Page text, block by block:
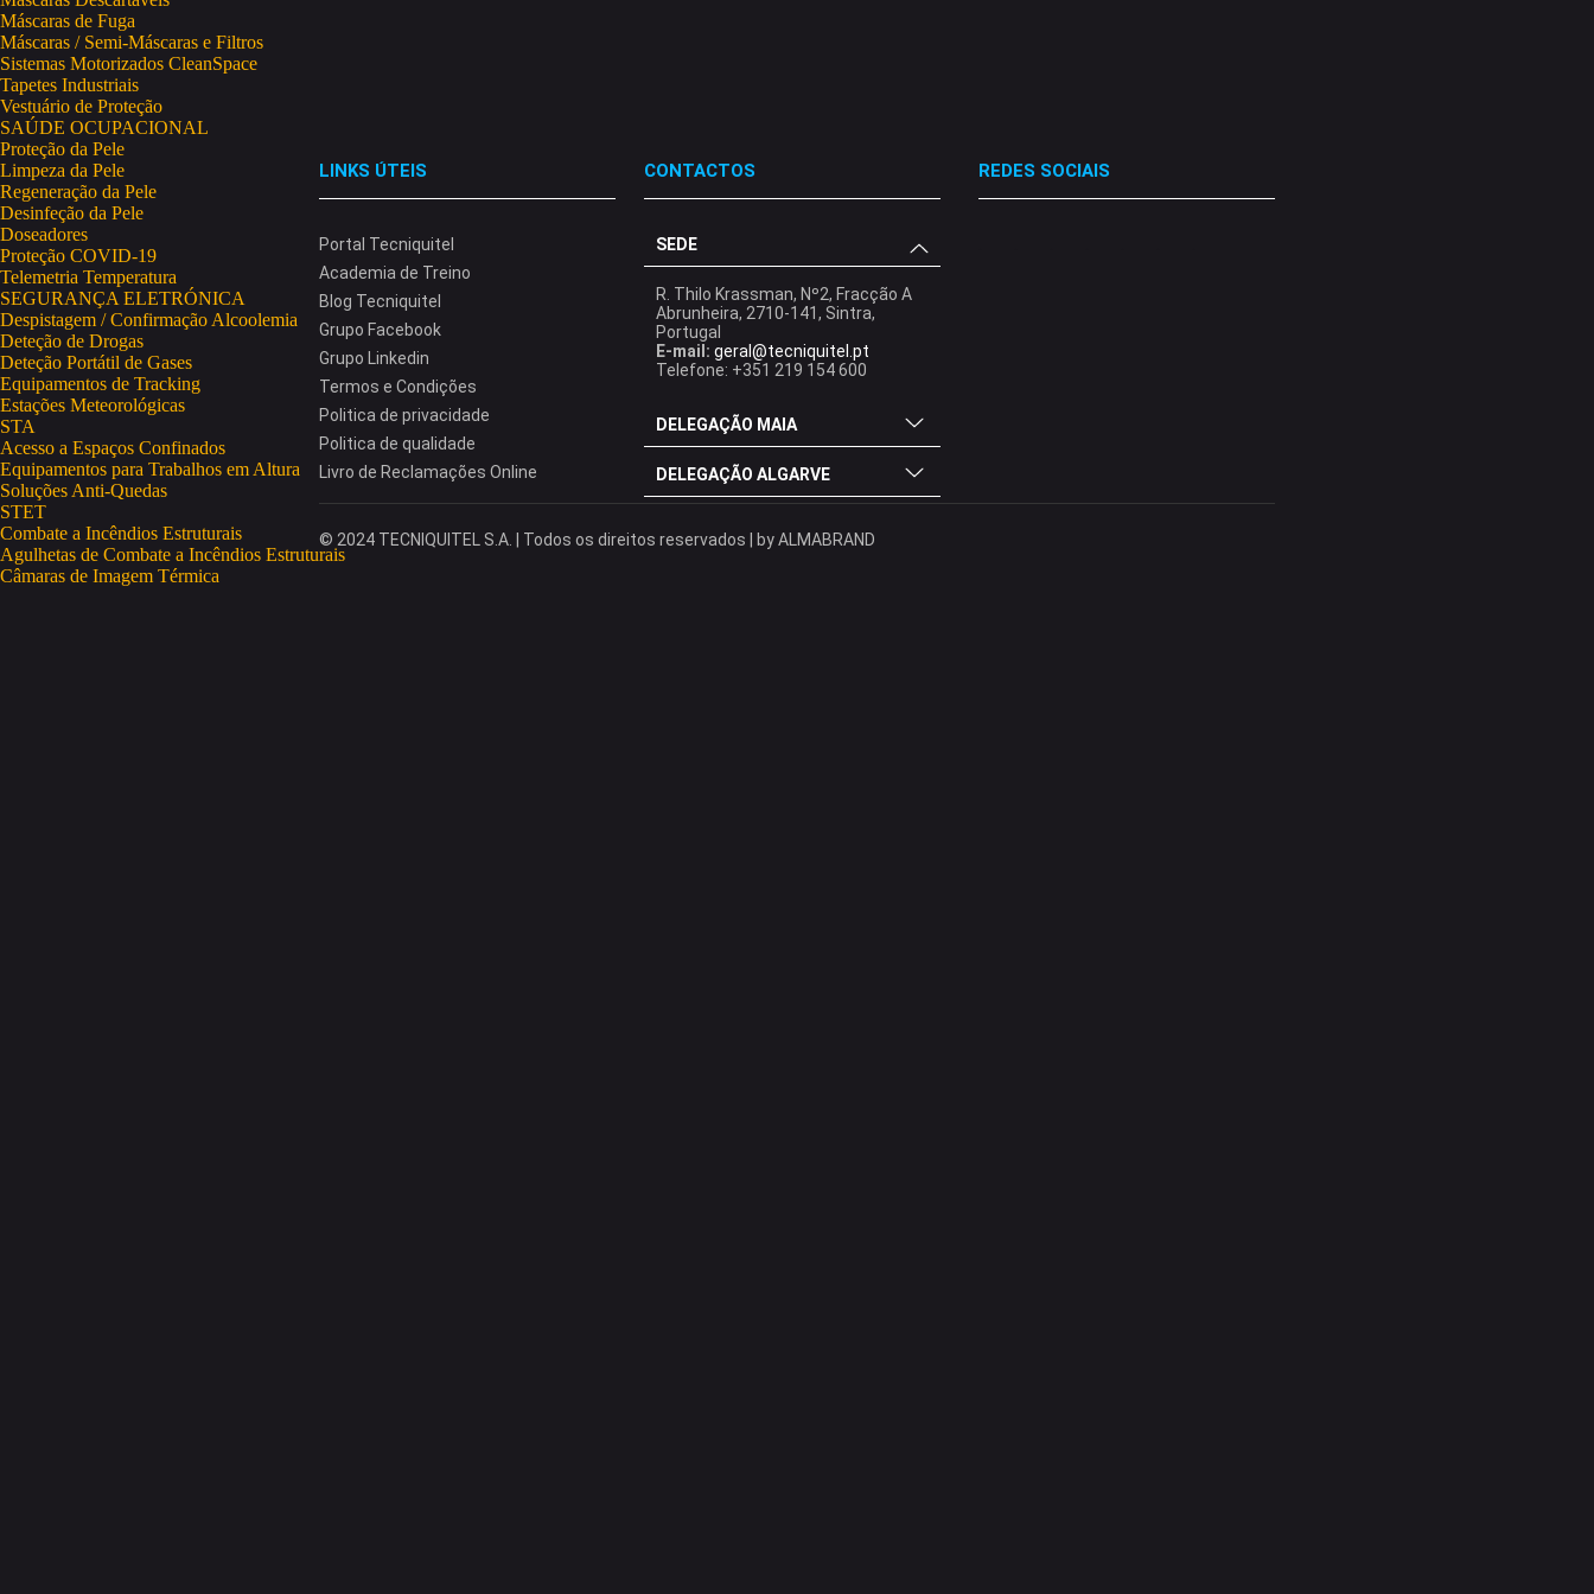
Máscaras de Fuga
Máscaras / Semi-Máscaras e Filtros
Sistemas Motorizados CleanSpace
Tapetes Industriais
Vestuário de Proteção
SAÚDE OCUPACIONAL
Proteção da Pele
Limpeza da Pele
Regeneração da Pele
Desinfeção da Pele
Doseadores
Proteção COVID-19
Telemetria Temperatura
SEGURANÇA ELETRÓNICA
Despistagem / Confirmação Alcoolemia
Deteção de Drogas
Deteção Portátil de Gases
Equipamentos de Tracking
Estações Meteorológicas
STA
Acesso a Espaços Confinados
Equipamentos para Trabalhos em Altura
Soluções Anti-Quedas
STET
Combate a Incêndios Estruturais
Agulhetas de Combate a Incêndios Estruturais
Câmaras de Imagem Térmica
LINKS ÚTEIS
Portal Tecniquitel
Academia de Treino
Blog Tecniquitel
Grupo Facebook
Grupo Linkedin
Termos e Condições
Politica de privacidade
Politica de qualidade
Livro de Reclamações Online
CONTACTOS
SEDE
R. Thilo Krassman, Nº2, Fracção A
Abrunheira, 2710-141, Sintra,
Portugal
E-mail: geral@tecniquitel.pt
Telefone: +351 219 154 600
DELEGAÇÃO MAIA
DELEGAÇÃO ALGARVE
REDES SOCIAIS
© 2024 TECNIQUITEL S.A. | Todos os direitos reservados | byALMABRAND